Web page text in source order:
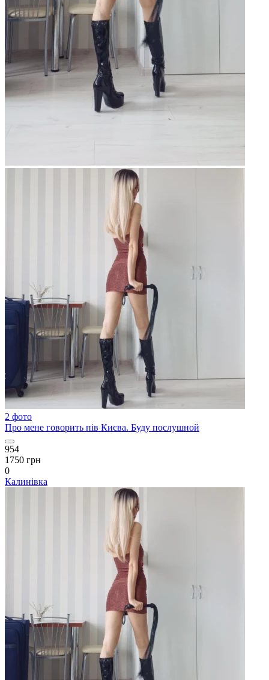
2 фото
Про мене говорить пів Києва. Буду послушной
954
1750 грн
0
Калинівка